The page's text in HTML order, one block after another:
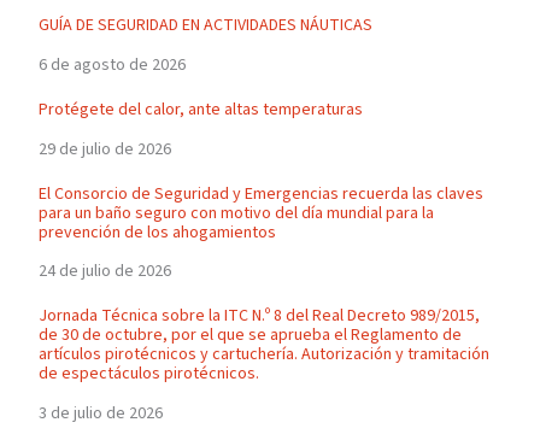
GUÍA DE SEGURIDAD EN ACTIVIDADES NÁUTICAS
6 de agosto de 2026
Protégete del calor, ante altas temperaturas
29 de julio de 2026
El Consorcio de Seguridad y Emergencias recuerda las claves
para un baño seguro con motivo del día mundial para la
prevención de los ahogamientos
24 de julio de 2026
Jornada Técnica sobre la ITC N.º 8 del Real Decreto 989/2015,
de 30 de octubre, por el que se aprueba el Reglamento de
artículos pirotécnicos y cartuchería. Autorización y tramitación
de espectáculos pirotécnicos.
3 de julio de 2026